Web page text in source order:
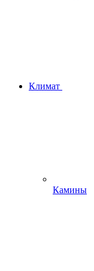
Климат
Камины